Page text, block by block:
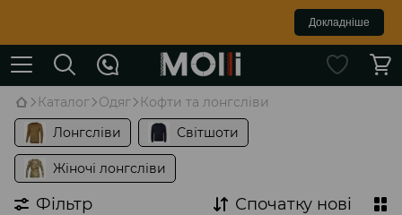
Докладніше
Каталог Одяг
Кофти та лонгсліви
Лонгсліви
Світшоти
Жіночі лонгсліви
Фільтр Спочатку нові